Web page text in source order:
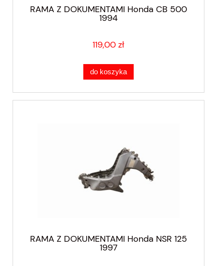
RAMA Z DOKUMENTAMI Honda CB 500
1994
119,00 zł
do koszyka
RAMA Z DOKUMENTAMI Honda NSR 125
1997